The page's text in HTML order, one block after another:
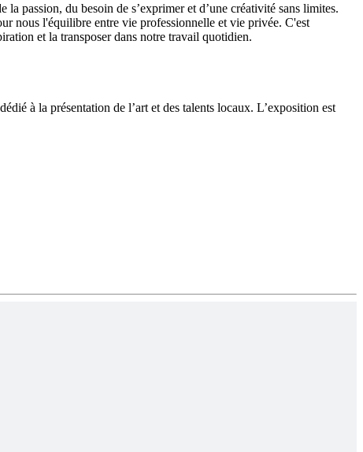
passion, du besoin de s’exprimer et d’une créativité sans limites.
nous l'équilibre entre vie professionnelle et vie privée. C'est
et la transposer dans notre travail quotidien.
à la présentation de l’art et des talents locaux. L’exposition est